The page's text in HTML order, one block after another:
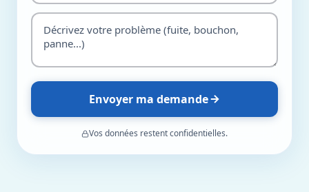
Envoyer ma demande
Vos données restent confidentielles.